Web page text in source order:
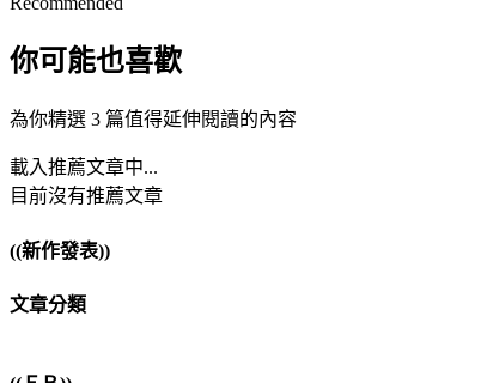
你可能也喜歡
為你精選 3 篇值得延伸閱讀的內容
載入推薦文章中...
目前沒有推薦文章
((新作發表))
文章分類